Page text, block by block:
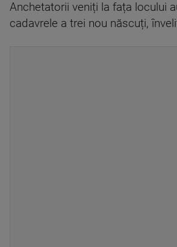
Anchetatorii veniți la fața locului
cadavrele a trei nou născuți,